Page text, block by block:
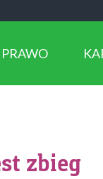
PRAWO
zbieg